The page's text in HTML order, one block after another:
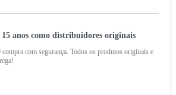
15 anos como distribuidores originais
com segurança. Todos os produtos originais e